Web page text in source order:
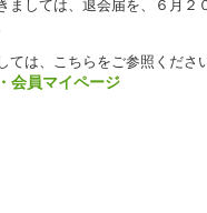
ましては、退会届を、６月２
ては、こちらをご参照ください
会員マイページ